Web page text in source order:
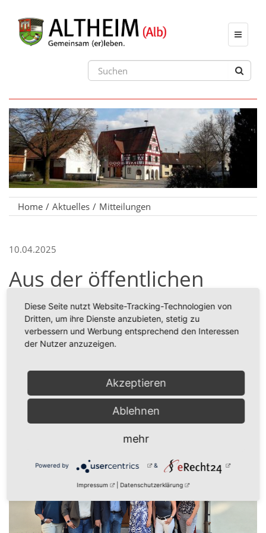
Toggle
Home Aktuelles Mitteilungen
10.04.2025
Aus der öffentlichen
Gemeinderatssitzung
vom 03.04.2025
Sitzungsbericht__03.04.2025.pdf
75 KB
zurück
Diese Seite nutzt Website-Tracking-Technologien von
Dritten, um ihre Dienste anzubieten, stetig zu
verbessern und Werbung entsprechend den Interessen
der Nutzer anzuzeigen.
Akzeptieren
Ablehnen
mehr
Powered by &
Impressum Datenschutzerklärung